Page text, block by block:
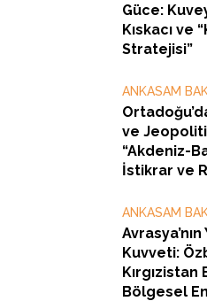
Güce:
Kıskacı ve
Stratejisi”
ANKASAM
ve
“Akdeniz-
İstikrar ve
ANKASAM
Kuvveti:
Kırgızistan
Bölgesel